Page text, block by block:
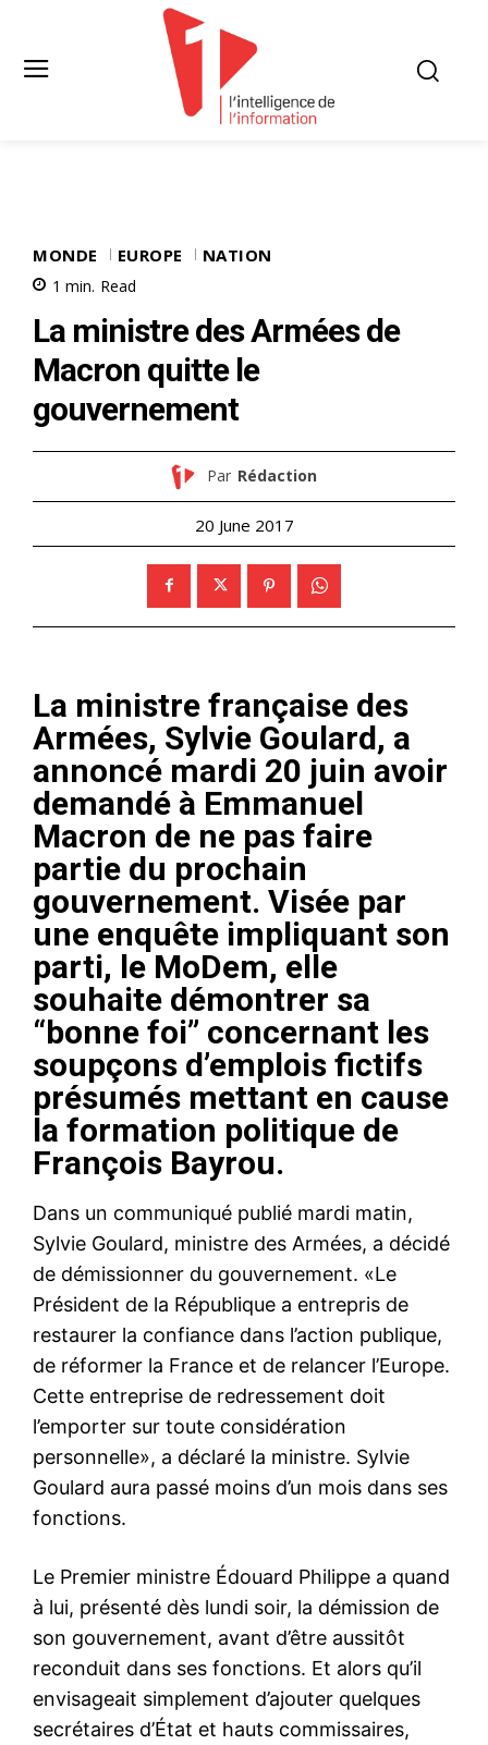
MONDE EUROPE NATION
1 min. Read
La ministre des Armées de
Macron quitte le
gouvernement
Par Rédaction
20 June 2017
La ministre française des
Armées, Sylvie Goulard, a
annoncé mardi 20 juin avoir
demandé à Emmanuel
Macron de ne pas faire
partie du prochain
gouvernement. Visée par
une enquête impliquant son
parti, le MoDem, elle
souhaite démontrer sa
“bonne foi” concernant les
soupçons d’emplois fictifs
présumés mettant en cause
la formation politique de
François Bayrou.
Dans un communiqué publié mardi matin,
Sylvie Goulard, ministre des Armées, a décidé
de démissionner du gouvernement. «Le
Président de la République a entrepris de
restaurer la confiance dans l’action publique,
de réformer la France et de relancer l’Europe.
Cette entreprise de redressement doit
l’emporter sur toute considération
personnelle», a déclaré la ministre. Sylvie
Goulard aura passé moins d’un mois dans ses
fonctions.
Le Premier ministre Édouard Philippe a quand
à lui, présenté dès lundi soir, la démission de
son gouvernement, avant d’être aussitôt
reconduit dans ses fonctions. Et alors qu’il
envisageait simplement d’ajouter quelques
secrétaires d’État et hauts commissaires,